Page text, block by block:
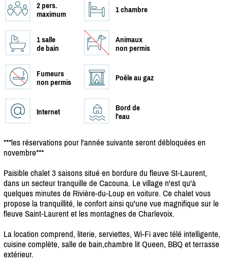
2 pers.
maximum
1 chambre
1 salle
de bain
Animaux
non permis
Fumeurs
non permis
Poêle au gaz
Internet
Bord de
l'eau
***les réservations pour l'année suivante seront débloquées en
novembre***
Paisible chalet 3 saisons situé en bordure du fleuve St-Laurent,
dans un secteur tranquille de Cacouna. Le village n'est qu'à
quelques minutes de Rivière-du-Loup en voiture. Ce chalet vous
propose la tranquillité, le confort ainsi qu'une vue magnifique sur le
fleuve Saint-Laurent et les montagnes de Charlevoix.
La location comprend, literie, serviettes, Wi-Fi avec télé intelligente,
cuisine complète, salle de bain,chambre lit Queen, BBQ et terrasse
extérieur.